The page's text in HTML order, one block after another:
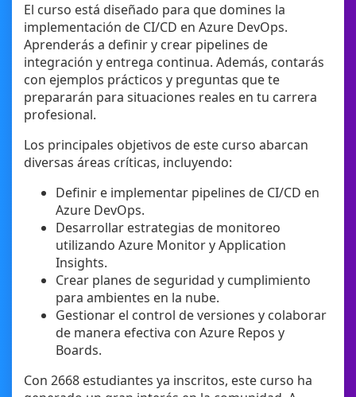
El curso está diseñado para que domines la
implementación de CI/CD en Azure DevOps.
Aprenderás a definir y crear pipelines de
integración y entrega continua. Además, contarás
con ejemplos prácticos y preguntas que te
prepararán para situaciones reales en tu carrera
profesional.
Los principales objetivos de este curso abarcan
diversas áreas críticas, incluyendo:
Definir e implementar pipelines de CI/CD en
Azure DevOps.
Desarrollar estrategias de monitoreo
utilizando Azure Monitor y Application
Insights.
Crear planes de seguridad y cumplimiento
para ambientes en la nube.
Gestionar el control de versiones y colaborar
de manera efectiva con Azure Repos y
Boards.
Con 2668 estudiantes ya inscritos, este curso ha